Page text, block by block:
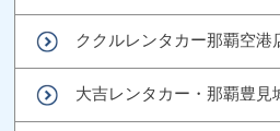
ククルレンタカー那覇空港
大吉レンタカー・那覇豊見